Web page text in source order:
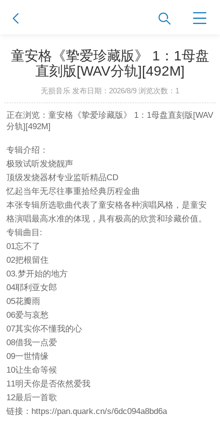
童安格《挚爱珍藏版》 1：1母盘
直刻版[WAV分轨][492M]
无损音乐 发布日期：2026/8/9 浏览次数： 1
正在浏览：童安格《挚爱珍藏版》 1：1母盘直刻版[WAV
分轨][492M]
专辑介绍：
极致试听发烧靓声
顶级发烧器材专业监听精品CD
忆起当年无尽往事重拾经典历程金曲
本张专辑所选歌曲代表了童安格各种演唱风格，是童安
格演唱最高水准的体现，具有极高的欣赏和珍藏价值。
专辑曲目:
01忘不了
02把根留住
03.梦开始的地方
04耶利亚女郎
05花瓣雨
06爱与哀愁
07其实你不懂我的心
08借我一点爱
09一世情缘
10让生命等候
11明天你是否依然爱我
12最后一首歌
链接：https://pan.quark.cn/s/6dc094a8bd6a